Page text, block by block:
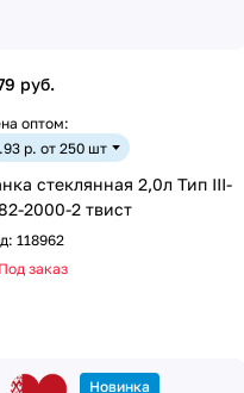
руб.
оптом:
р. от 250 шт
стеклянная 2,0л Тип III-
2000-2 твист
118962
Под заказ
Новинка